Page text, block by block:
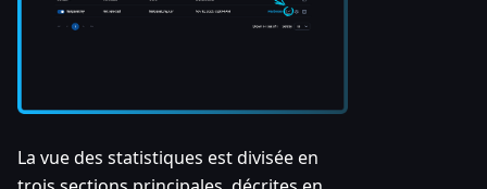
La vue des statistiques est divisée en